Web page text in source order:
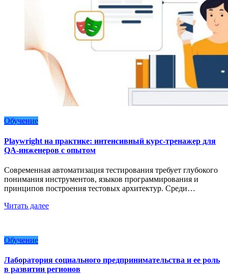
Обучение
Playwright на практике: интенсивный курс-тренажер для
QA-инженеров с опытом
Современная автоматизация тестирования требует глубокого
понимания инструментов, языков программирования и
принципов построения тестовых архитектур. Среди…
Читать далее
Обучение
Лаборатория социального предпринимательства и ее роль
в развитии регионов